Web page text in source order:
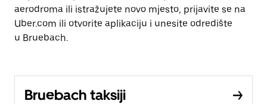
aerodroma ili istražujete novo mjesto, prijavite se na
Uber.com ili otvorite aplikaciju i unesite odredište
u Bruebach.
Bruebach taksiji